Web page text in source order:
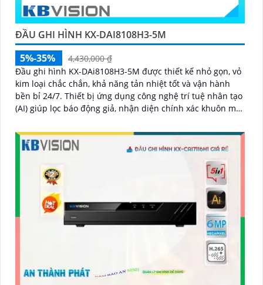
ĐẦU GHI HÌNH KX-DAI8108H3-5M
5%-35%
4,430,000 ₫
Đầu ghi hình KX-DAi8108H3-5M được thiết kế nhỏ gọn, vỏ
kim loại chắc chắn, khả năng tản nhiệt tốt và vận hành
bền bỉ 24/7. Thiết bị ứng dụng công nghệ trí tuệ nhân tạo
(AI) giúp lọc báo động giả, nhận diện chính xác khuôn mặt
liệu nhanh chóng